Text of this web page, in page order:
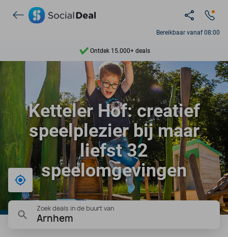
Bereikbaar vanaf 08:00
Ontdek 15.000+ deals
7 dagen per week beschikbaar
10+ miljoen leden
9,4
Ontdek 15.000+ deals
Ketteler Hof: creatief
speelplezier bij maar
liefst 32
speelomgevingen
Bij mij in de buurt
Zoek deals in de buurt van
Arnhem